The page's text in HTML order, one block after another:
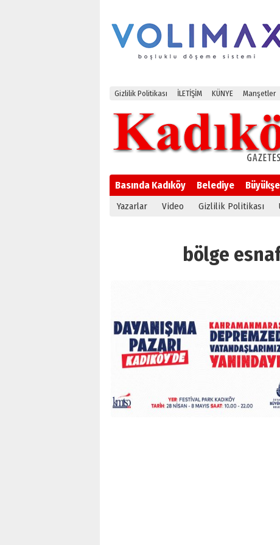
Gizlilik Politikası İLETİŞİM KÜNYE Manşetler
Basında Kadıköy Belediye
Yazarlar Video Gizlilik Politikası
bölge